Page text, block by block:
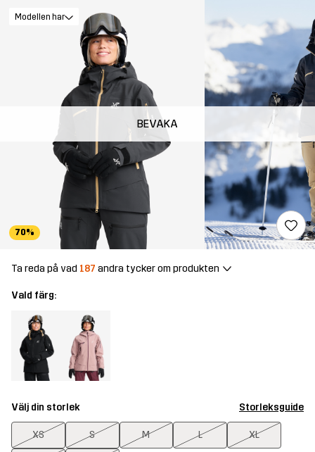
BEVAKA
70%
Modellen har
Ta reda på vad 187 andra tycker om produkten
Vald färg:
Välj din storlek Storleksguide
XS S M L XL